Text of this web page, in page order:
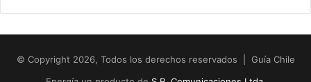
© Copyright 2026, Todos los derechos reservados | Guía Chile